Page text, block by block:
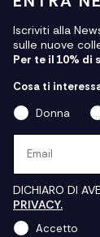
Iscriviti alla
sulle nuove
Per te il 10% di
Cosa ti
Donna
DICHIARO DI
PRIVACY.
Accetto